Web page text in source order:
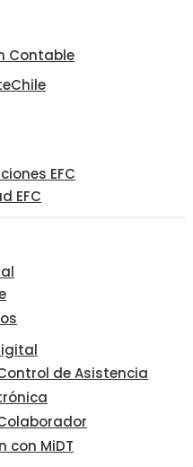
Contable
EFC
EFC
de Asistencia
con MiDT